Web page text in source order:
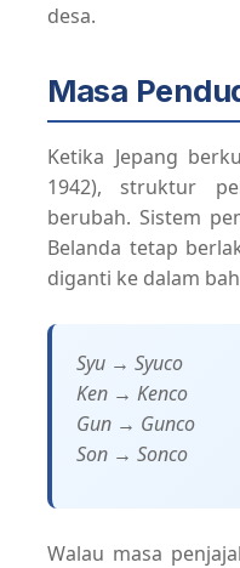
desa.
Masa
Ketika Jepang
1942), struktur
berubah. Sistem
Belanda tetap
diganti ke dalam
Syu → Syuco
Ken → Kenco
Gun → Gunco
Son → Sonco
Walau masa